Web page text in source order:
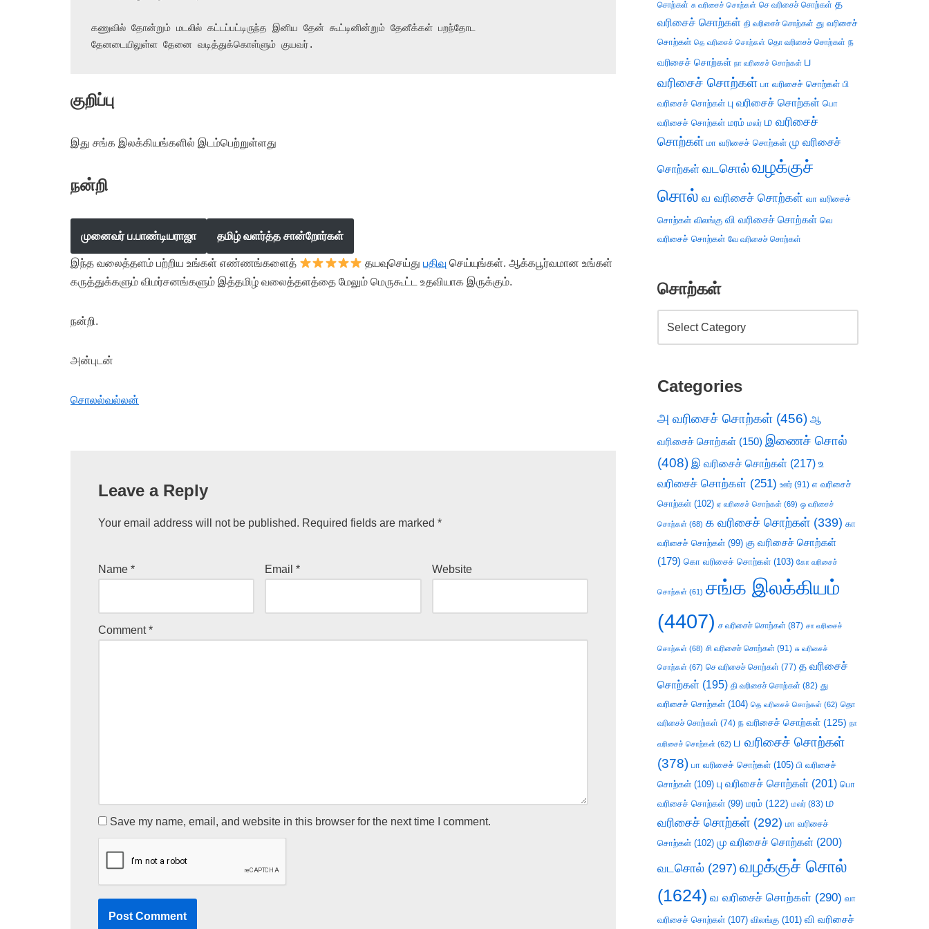
கணுவில் தோன்றும் மடலில் கட்டப்பட்டிருந்த இனிய தேன் கூட்டினின்றும் தேனீக்கள் பறந்தோட
தேனடையிலுள்ள தேனை வடித்துக்கொள்ளும் குயவர்.
குறிப்பு
இது சங்க இலக்கியங்களில் இடம்பெற்றுள்ளது
நன்றி
முனைவர் ப.பாண்டியராஜா தமிழ் வளர்த்த சான்றோர்கள்
இந்த வலைத்தளம் பற்றிய உங்கள் எண்ணங்களைத் தயவுசெய்துபதிவு செய்யுங்கள். ஆக்கபூர்வமான உங்கள்
கருத்துக்களும் விமர்சனங்களும் இத்தமிழ் வலைத்தளத்தை மேலும் மெருகூட்ட உதவியாக இருக்கும்.
நன்றி.
அன்புடன்
சொலல்வல்லன்
Leave a Reply
Your email address will not be published. Required fields are marked *
Name * Email* Website
Comment*
Save my name, email, and website in this browser for the next time I comment.
சொற்கள் சு வரிசைச் சொற்கள் செ வரிசைச் சொற்கள் த
வரிசைச் சொற்கள் தி வரிசைச் சொற்கள் து வரிசைச்
சொற்கள் தெ வரிசைச் சொற்கள் தொ வரிசைச் சொற்கள் ந
வரிசைச் சொற்கள் நா வரிசைச் சொற்கள் ப
வரிசைச் சொற்கள் பா வரிசைச் சொற்கள் பி
வரிசைச் சொற்கள் பு வரிசைச் சொற்கள் பொ
வரிசைச் சொற்கள் மரம் மலர் ம வரிசைச்
சொற்கள் மா வரிசைச் சொற்கள் மு வரிசைச்
சொற்கள் வடசொல் வழக்குச்
சொல் வ வரிசைச் சொற்கள் வா வரிசைச்
சொற்கள் விலங்கு வி வரிசைச் சொற்கள் வெ
வரிசைச் சொற்கள் வே வரிசைச் சொற்கள்
சொற்கள்
Categories
அ வரிசைச் சொற்கள் (456) ஆ
வரிசைச் சொற்கள் (150) இணைச் சொல்
(408) இ வரிசைச் சொற்கள் (217) உ
வரிசைச் சொற்கள் (251) ஊர் (91) எ வரிசைச்
சொற்கள் (102) ஏ வரிசைச் சொற்கள் (69) ஒ வரிசைச்
சொற்கள் (68) க வரிசைச் சொற்கள் (339) கா
வரிசைச் சொற்கள் (99) கு வரிசைச் சொற்கள்
(179) கொ வரிசைச் சொற்கள் (103) கோ வரிசைச்
சொற்கள் (61) சங்க இலக்கியம்
(4407) ச வரிசைச் சொற்கள் (87) சா வரிசைச்
சொற்கள் (68) சி வரிசைச் சொற்கள் (91) சு வரிசைச்
சொற்கள் (67) செ வரிசைச் சொற்கள் (77) த வரிசைச்
சொற்கள் (195) தி வரிசைச் சொற்கள் (82) து
வரிசைச் சொற்கள் (104) தெ வரிசைச் சொற்கள் (62) தொ
வரிசைச் சொற்கள் (74) ந வரிசைச் சொற்கள் (125) நா
வரிசைச் சொற்கள் (62) ப வரிசைச் சொற்கள்
(378) பா வரிசைச் சொற்கள் (105) பி வரிசைச்
சொற்கள் (109) பு வரிசைச் சொற்கள் (201) பொ
வரிசைச் சொற்கள் (99) மரம் (122) மலர் (83) ம
வரிசைச் சொற்கள் (292) மா வரிசைச்
சொற்கள் (102) மு வரிசைச் சொற்கள் (200)
வடசொல் (297) வழக்குச் சொல்
(1624) வ வரிசைச் சொற்கள் (290) வா
வரிசைச் சொற்கள் (107) விலங்கு (101) வி வரிசைச்